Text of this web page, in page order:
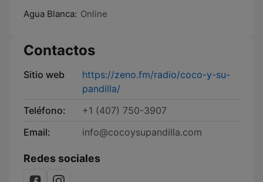
Agua Blanca: Online
Contactos
Sitio web
https://zeno.fm/radio/coco-y-su-
pandilla/
Teléfono:
+1 (407) 750-3907
Email:
info@cocoysupandilla.com
Redes sociales